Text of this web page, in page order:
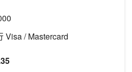
Visa / Mastercard